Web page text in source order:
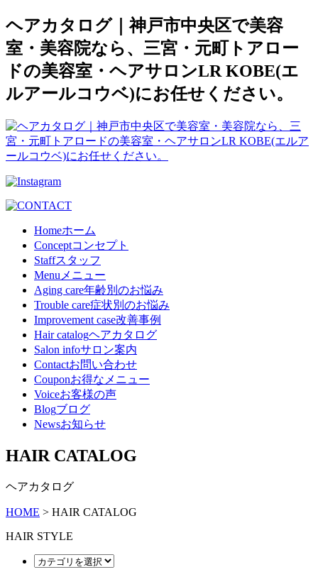
ヘアカタログ｜神戸市中央区で美容
室・美容院なら、三宮・元町トアロー
ドの美容室・ヘアサロンLR KOBE(エ
ルアールコウベ)にお任せください。
Homeホーム
Conceptコンセプト
Staffスタッフ
Menu メニュー
Aging care年齢別のお悩み
Trouble care症状別のお悩み
Improvement case改善事例
Hair catalogヘアカタログ
Salon infoサロン案内
Contactお問い合わせ
Couponお得なメニュー
Voiceお客様の声
Blogブログ
Newsお知らせ
HAIR CATALOG
ヘアカタログ
HOME > HAIR CATALOG
HAIR STYLE